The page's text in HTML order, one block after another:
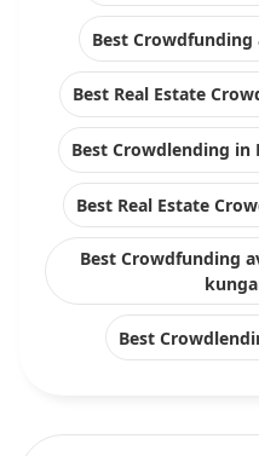
Best
Best Real Estate
Best Crowdlending
Best Real Estate
Best Crowdfunding
Best